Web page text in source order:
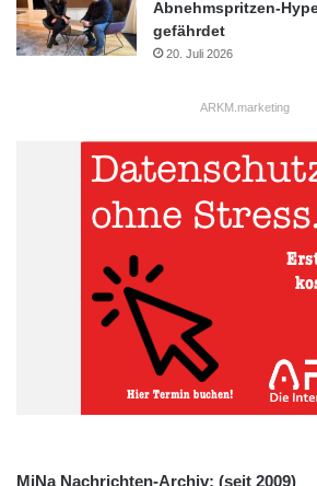
Abnehmspritzen-
gefährdet
20. Juli 2026
ARKM.marketing
MiNa Nachrichten-Archiv: (seit 2009)